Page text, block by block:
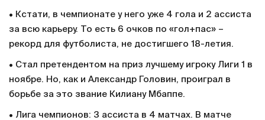
• Кстати, в чемпионате у него уже 4 гола и 2 ассиста
за всю карьеру. То есть 6 очков по «гол+пас» –
рекорд для футболиста, не достигшего 18-летия.
• Стал претендентом на приз лучшему игроку Лиги 1 в
ноябре. Но, как и Александр Головин, проиграл в
борьбе за это звание Килиану Мбаппе.
• Лига чемпионов: 3 ассиста в 4 матчах. В матче